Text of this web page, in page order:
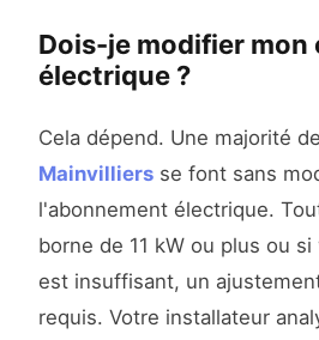
Dois-je modifier mon
électrique ?
Cela dépend. Une majorité
Mainvilliers se font sans
l'abonnement électrique.
borne de 11 kW ou plus ou
est insuffisant, un
requis. Votre installateur